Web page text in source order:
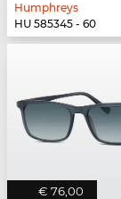
Humphreys
HU 585345 - 60
€ 76,00